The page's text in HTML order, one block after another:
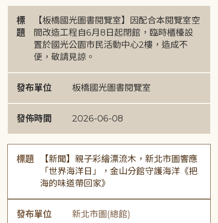
標
題
【板橋國光圖書閱覽室】因配合本閱覽室空
間改造工程自6月8日起閉館，臨時櫃檯設
置於國光公園市民活動中心2樓，造成不
便，敬請見諒。
發布單位 板橋國光圖書閱覽室
發佈時間 2026-06-08
標題
【新聞】親子彩繪漂流木，新北市圖響應
「世界海洋日」，金山分館守護海洋《把
海的味道帶回家》
發布單位 新北市圖(總館)